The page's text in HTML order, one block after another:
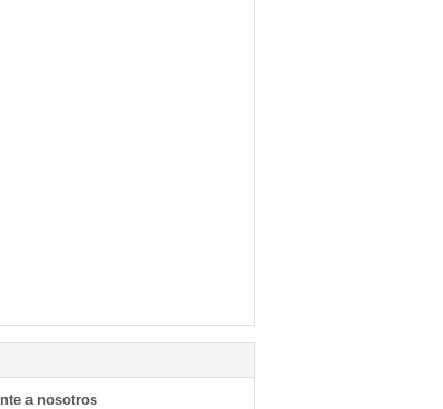
a nosotros